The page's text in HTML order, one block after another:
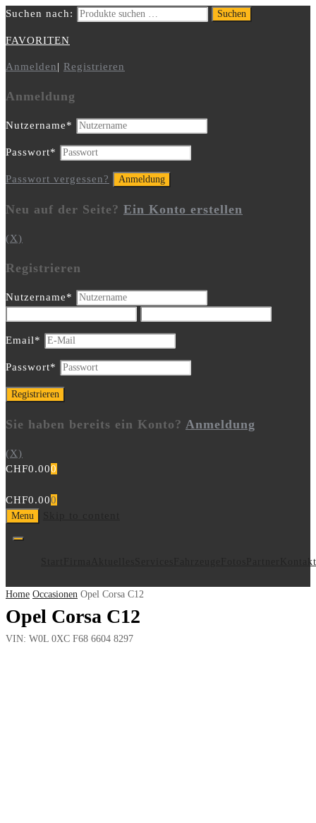
Suchen nach: Suchen
FAVORITEN
Anmelden| Registrieren
Anmeldung
Nutzername*
Passwort*
Passwort vergessen?
Neu auf der Seite? Ein Konto erstellen
(X)
Registrieren
Nutzername*
Email*
Passwort*
Sie haben bereits ein Konto? Anmeldung
(X)
CHF0.000
CHF0.000
Menu
Kontakt
Home Occasionen Opel Corsa C12
Opel Corsa C12
VIN: W0L 0XC F68 6604 8297